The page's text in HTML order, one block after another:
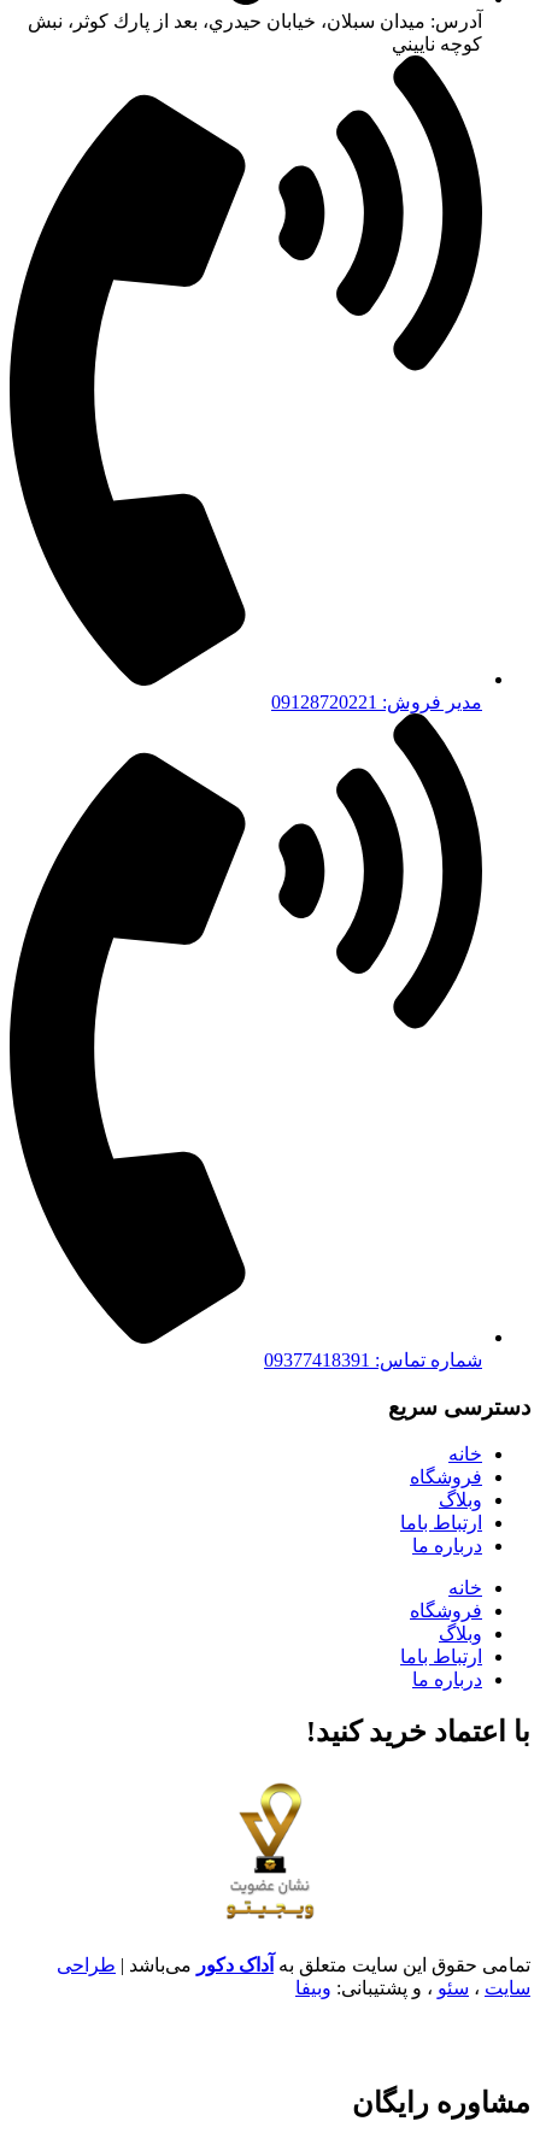
آدرس: ميدان سبلان، خيابان حيدري، بعد از پارك كوثر، نبش
كوچه ناييني
مدیر فروش: 09128720221
شماره تماس: 09377418391
دسترسی سریع
خانه
فروشگاه
وبلاگ
ارتباط باما
درباره ما
خانه
فروشگاه
وبلاگ
ارتباط باما
درباره ما
با اعتماد خرید کنید‌!
تمامی حقوق این سایت متعلق به آداک دکور می‌باشد | طراحی
سایت ، سئو ، و پشتیبانی: وبیفا
مشاوره رایگان